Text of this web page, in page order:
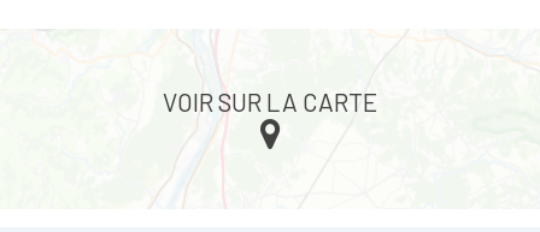
VOIR SUR LA CARTE